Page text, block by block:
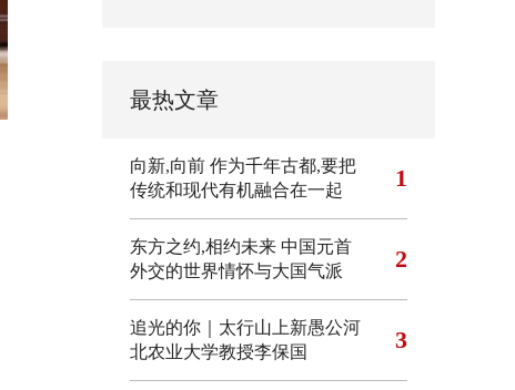
最热文章
向新,向前 作为千年古都,要把
传统和现代有机融合在一起
1
东方之约,相约未来 中国元首
外交的世界情怀与大国气派
2
追光的你｜太行山上新愚公河
北农业大学教授李保国
3